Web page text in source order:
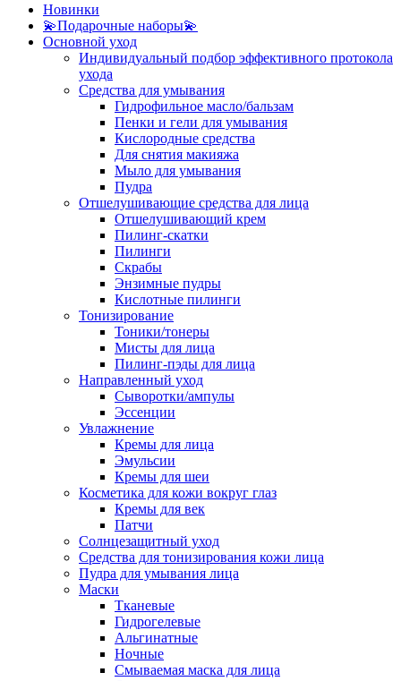
Новинки
💫Подарочные наборы💫
Основной уход
Индивидуальный подбор эффективного протокола
ухода
Средства для умывания
Гидрофильное масло/бальзам
Пенки и гели для умывания
Кислородные средства
Для снятия макияжа
Мыло для умывания
Пудра
Отшелушивающие средства для лица
Отшелушивающий крем
Пилинг-скатки
Пилинги
Скрабы
Энзимные пудры
Кислотные пилинги
Тонизирование
Тоники/тонеры
Мисты для лица
Пилинг-пэды для лица
Направленный уход
Сыворотки/ампулы
Эссенции
Увлажнение
Кремы для лица
Эмульсии
Кремы для шеи
Косметика для кожи вокруг глаз
Кремы для век
Патчи
Солнцезащитный уход
Средства для тонизирования кожи лица
Пудра для умывания лица
Маски
Тканевые
Гидрогелевые
Альгинатные
Ночные
Смываемая маска для лица